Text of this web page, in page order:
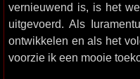
vernieuwend is, is het
uitgevoerd. Als
ontwikkelen en als het
voorzie ik een mooie